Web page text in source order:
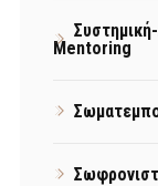
Mentoring